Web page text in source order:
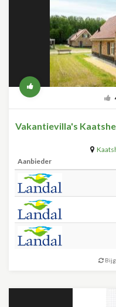
Vakantievilla's
Aanbieder